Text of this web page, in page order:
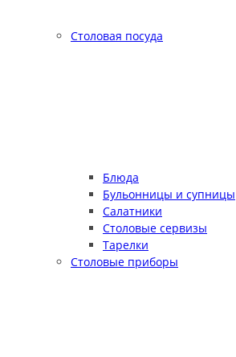
Столовая посуда
Блюда
Бульонницы и супницы
Салатники
Столовые сервизы
Тарелки
Столовые приборы